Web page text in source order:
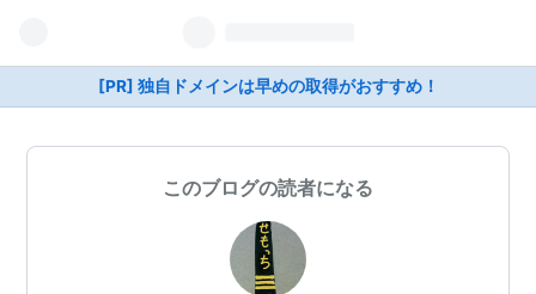
[PR] 独自ドメインは早めの取得がおすすめ！
このブログの読者になる